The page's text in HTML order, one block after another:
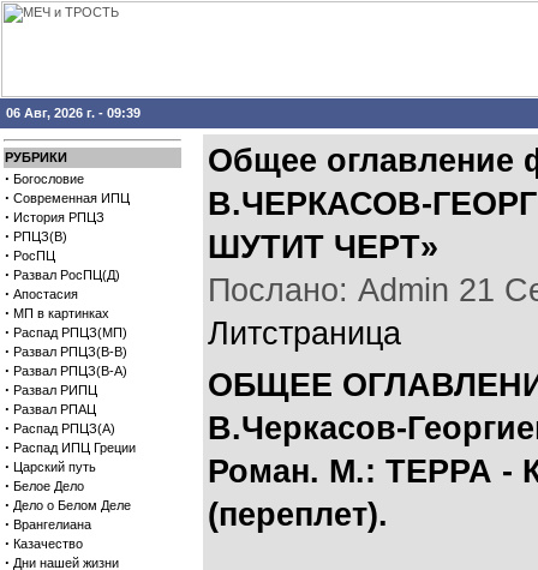
06 Авг, 2026 г. - 09:39
РУБРИКИ
· Богословие
· Современная ИПЦ
· История РПЦЗ
· РПЦЗ(В)
· РосПЦ
· Развал РосПЦ(Д)
· Апостасия
· МП в картинках
· Распад РПЦЗ(МП)
· Развал РПЦЗ(В-В)
· Развал РПЦЗ(В-А)
· Развал РИПЦ
· Развал РПАЦ
· Распад РПЦЗ(А)
· Распад ИПЦ Греции
· Царский путь
· Белое Дело
· Дело о Белом Деле
· Врангелиана
· Казачество
· Дни нашей жизни
Общее оглавление
В.ЧЕРКАСОВ-
ШУТИТ ЧЕРТ»
Послано: Admin 21
Литстраница
ОБЩЕЕ
В.Черкасов-
Роман. М.: ТЕРРА -
(переплет).